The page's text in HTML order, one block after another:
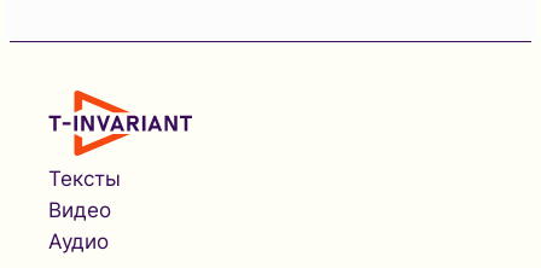
Тексты
Видео
Аудио